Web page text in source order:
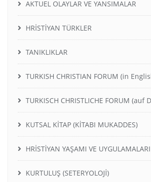
AKTUEL OLAYLAR VE YANSIMALAR
HRİSTİYAN TÜRKLER
TANIKLIKLAR
TURKISH CHRISTIAN FORUM (in
TURKISCH CHRISTLICHE FORUM (auf
KUTSAL KİTAP (KİTABI MUKADDES)
HRİSTİYAN YAŞAMI VE UYGULAMALARI
KURTULUŞ (SETERYOLOJİ)